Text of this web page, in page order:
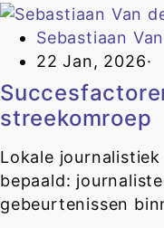
Sebastiaan
22 Jan, 2026·
streekomroep
Lokale
bepaald:
gebeurtenissen